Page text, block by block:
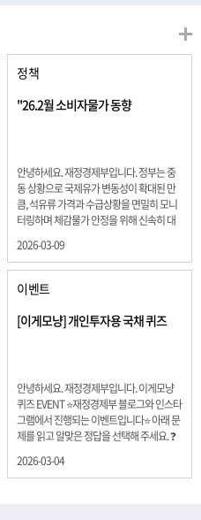
정책
"26.2월 소비자물가 동향
안녕하세요. 재정경제부입니다. 정부는 중
동 상황으로 국제유가 변동성이 확대된 만
큼, 석유류 가격과 수급상황을 면밀히 모니
터링하며 체감물가 안정을 위해 신속히 대
료품과 에너지를 제외하고 추세적 흐름을
보여주는 근원물가는 2.3% 상승 향후 지정
학적 요인, 기상여건 등 불확실성이 있는 만
큼, 정부는 체감물가 안정을 위해 총력을 다
할 계획입니다. 특히, 최근 중동 상황으로 국
제유가 변동성이 확대된 만큼, 석유류 가격･
다.
2026-03-09
이벤트
[이게모냥] 개인투자용 국채 퀴즈
안녕하세요. 재정경제부입니다. 이게모냥
퀴즈 EVENT ⭐재정경제부 블로그와 인스타
그램에서 진행되는 이벤트입니다⭐ 아래 문
제를 읽고 알맞은 정답을 선택해 주세요. ❓
을 보이고 있는 개인투자용 국채를 3월에는
2026-03-04